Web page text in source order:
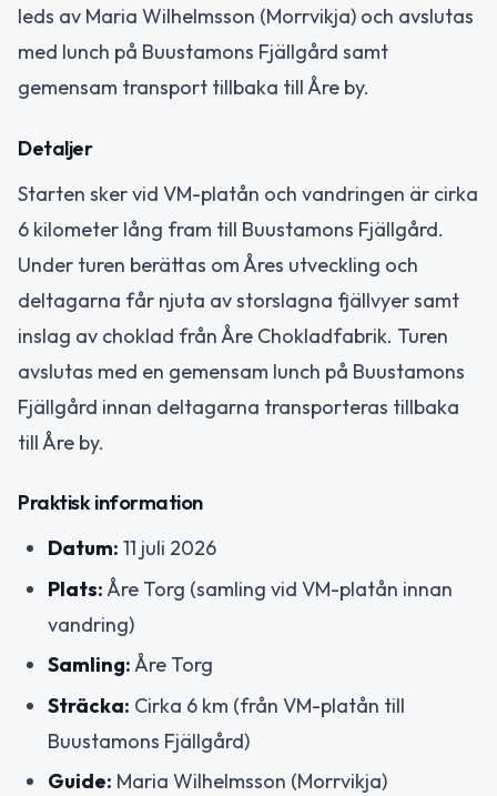
leds av Maria Wilhelmsson (Morrvikja) och avslutas
med lunch på Buustamons Fjällgård samt
gemensam transport tillbaka till Åre by.
Detaljer
Starten sker vid VM-platån och vandringen är cirka
6 kilometer lång fram till Buustamons Fjällgård.
Under turen berättas om Åres utveckling och
deltagarna får njuta av storslagna fjällvyer samt
inslag av choklad från Åre Chokladfabrik. Turen
avslutas med en gemensam lunch på Buustamons
Fjällgård innan deltagarna transporteras tillbaka
till Åre by.
Praktisk information
Datum: 11 juli 2026
Plats:Åre Torg (samling vid VM-platån innan
vandring)
Samling:Åre Torg
Sträcka: Cirka 6 km (från VM-platån till
Buustamons Fjällgård)
Guide: Maria Wilhelmsson (Morrvikja)